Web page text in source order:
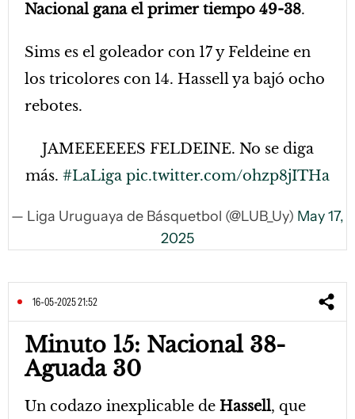
Nacional gana el primer tiempo 49-38.
Sims es el goleador con 17 y Feldeine en
los tricolores con 14. Hassell ya bajó ocho
rebotes.
JAMEEEEEES FELDEINE. No se diga
más. #LaLiga pic.twitter.com/ohzp8jITHa
— Liga Uruguaya de Básquetbol (@LUB_Uy) May 17,
2025
16-05-2025 21:52
Minuto 15: Nacional 38-
Aguada 30
Un codazo inexplicable de Hassell, que